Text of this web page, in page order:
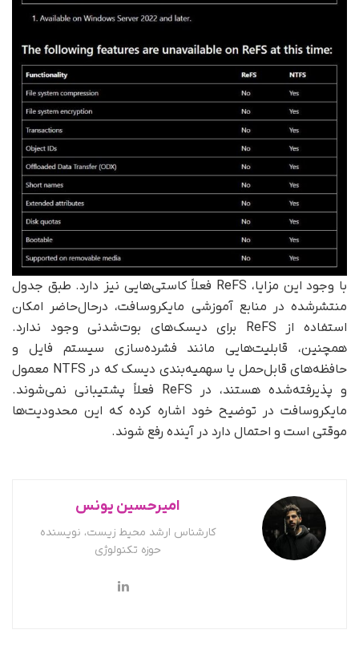
با وجود این مزایا، ReFS فعلاً کاستی‌هایی نیز دارد. طبق جدول
منتشرشده در منابع آموزشی مایکروسافت، درحال‌حاضر امکان
استفاده از ReFS برای دیسک‌های بوت‌شدنی وجود ندارد.
همچنین، قابلیت‌هایی مانند فشرده‌سازی سیستم فایل و
حافظه‌های قابل‌حمل یا سهمیه‌بندی دیسک که در NTFS معمول
و پذیرفته‌شده هستند، در ReFS فعلاً پشتیبانی نمی‌شوند.
مایکروسافت در توضیح خود اشاره کرده که این محدودیت‌ها
موقتی است و احتمال دارد در آینده رفع شوند.
امیرحسین یونس
کارشناس ارشد محیط زیست، نویسنده
حوزه تکنولوژی